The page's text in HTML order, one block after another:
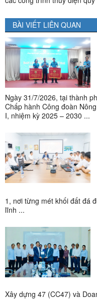
BÀI VIẾT LIÊN QUAN
Ngày 31/7/2026, tại thành
Chấp hành Công đoàn
I, nhiệm kỳ 2025 – 2030 ...
1, nơi từng mét khối đất đá
lĩnh ...
Xây dựng 47 (CC47) và